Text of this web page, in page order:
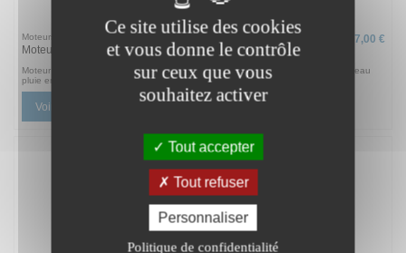
Moteurs triphasés - Classe énergétique IE3
Moteur triphasé 4 pôles - 1500 tours/mn
257,00 €
Moteur électrique triphasé 380v, 4 pôles 1500 tours/mn - Garantie 2 ans - Chapeau
pluie en option
Voir
Ce site utilise des cookies
et vous donne le contrôle
sur ceux que vous
souhaitez activer
Tout accepter
Tout refuser
Personnaliser
Politique de confidentialité